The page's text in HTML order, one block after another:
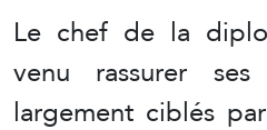
Le chef de la
venu rassurer
largement ciblés